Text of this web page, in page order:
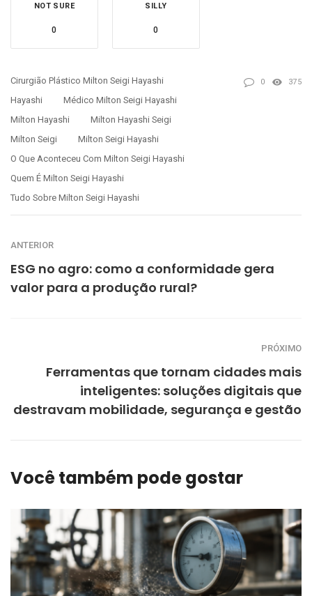
NOT SURE
0
SILLY
0
Cirurgião Plástico Milton Seigi Hayashi
Hayashi
Médico Milton Seigi Hayashi
Milton Hayashi
Milton Hayashi Seigi
Milton Seigi
Milton Seigi Hayashi
O Que Aconteceu Com Milton Seigi Hayashi
Quem É Milton Seigi Hayashi
Tudo Sobre Milton Seigi Hayashi
0 375
ANTERIOR
ESG no agro: como a conformidade gera
valor para a produção rural?
PRÓXIMO
Ferramentas que tornam cidades mais
inteligentes: soluções digitais que
destravam mobilidade, segurança e gestão
Você também pode gostar